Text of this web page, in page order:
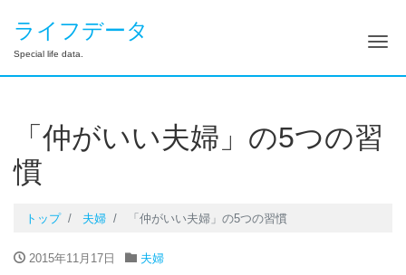
ライフデータ
Special life data. ナ
「仲がいい夫婦」の5つの習
慣
トップ 夫婦 「仲がいい夫婦」の5つの習慣
2015年11月17日 夫婦